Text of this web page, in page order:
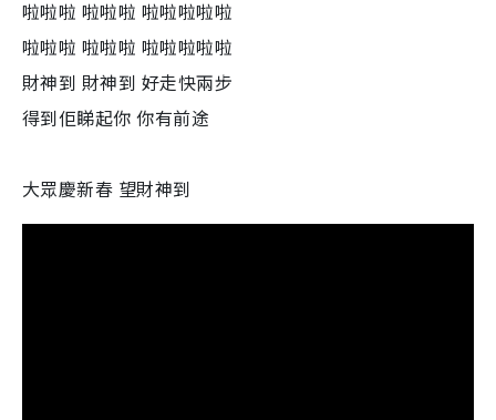
啦啦啦 啦啦啦 啦啦啦啦啦
啦啦啦 啦啦啦 啦啦啦啦啦
財神到 財神到 好走快兩步
得到佢睇起你 你有前途
大眾慶新春 望財神到